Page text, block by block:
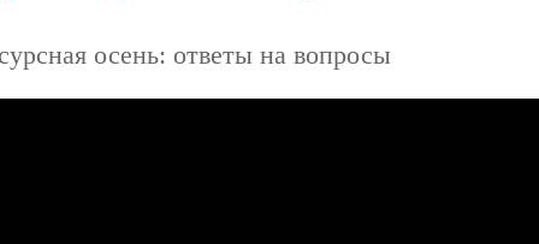
осень: ответы на вопросы